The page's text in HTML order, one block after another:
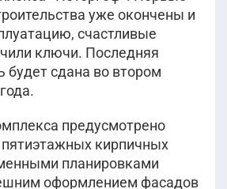
уже окончены и
счастливые
ключи. Последняя
будет сдана во втором
предусмотрено
пятиэтажных кирпичных
планировками
оформлением фасадов